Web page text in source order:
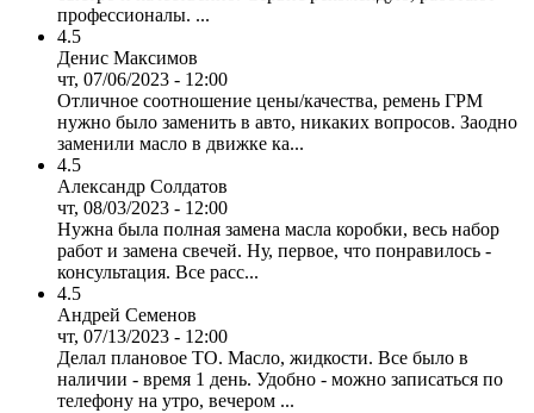
профессионалы. ...
4.5
Денис Максимов
чт, 07/06/2023 - 12:00
Отличное соотношение цены/качества, ремень ГРМ
нужно было заменить в авто, никаких вопросов. Заодно
заменили масло в движке ка...
4.5
Александр Солдатов
чт, 08/03/2023 - 12:00
Нужна была полная замена масла коробки, весь набор
работ и замена свечей. Ну, первое, что понравилось -
консультация. Все расс...
4.5
Андрей Семенов
чт, 07/13/2023 - 12:00
Делал плановое ТО. Масло, жидкости. Все было в
наличии - время 1 день. Удобно - можно записаться по
телефону на утро, вечером ...